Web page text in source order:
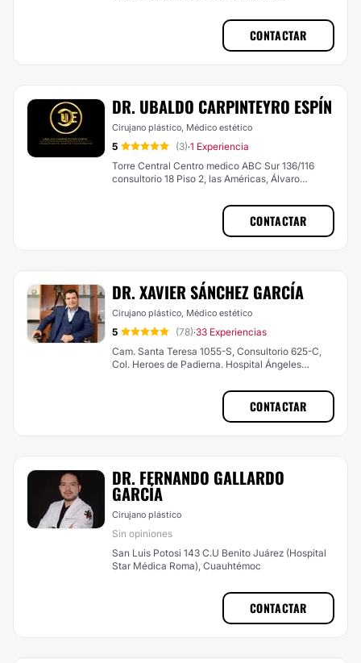
CONTACTAR
DR. UBALDO CARPINTEYRO ESPÍN
Cirujano plástico, Médico estético
5 (3)·1 Experiencia
Torre Central Centro medico ABC Sur 136/116
consultorio 18 Piso 2, las Américas, Álvaro
CONTACTAR
DR. XAVIER SÁNCHEZ GARCÍA
Cirujano plástico, Médico estético
5 (78)·33 Experiencias
Cam. Santa Teresa 1055-S, Consultorio 625-C,
Col. Heroes de Padierna. Hospital Ángeles
CONTACTAR
DR. FERNANDO GALLARDO
GARCÍA
Cirujano plástico
Sin opiniones
San Luis Potosi 143 C.U Benito Juárez (Hospital
Star Médica Roma), Cuauhtémoc
CONTACTAR